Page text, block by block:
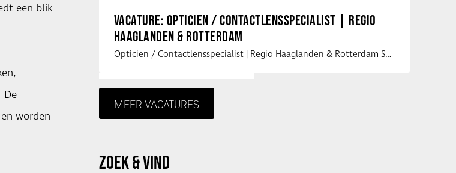
een blik
De
worden
VACATURE: OPTICIEN / CONTACTLENSSPECIALIST | REGIO
HAAGLANDEN & ROTTERDAM
Opticien / Contactlensspecialist | Regio Haaglanden & Rotterdam Saludos uit …
MEER VACATURES
ZOEK & VIND